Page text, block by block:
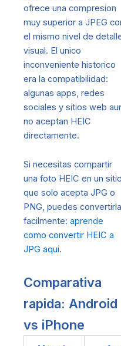
ofrece una compresion
muy superior a JPEG
el mismo nivel de
visual. El unico
inconveniente historico
era la compatibilidad:
algunas apps, redes
sociales y sitios web
no aceptan HEIC
directamente.
Si necesitas compartir
una foto HEIC en un sitio
que solo acepta JPG o
PNG, puedes convertirla
facilmente: aprende
como convertir HEIC a
JPG aqui.
Comparativa
rapida: Android
vs iPhone